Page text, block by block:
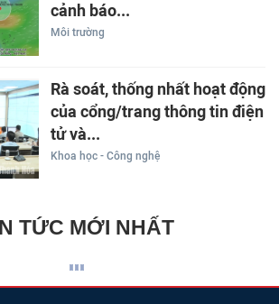
cảnh báo...
Môi trường
Rà soát, thống nhất hoạt động
của cổng/trang thông tin điện
tử và...
Khoa học - Công nghệ
TỨC MỚI NHẤT